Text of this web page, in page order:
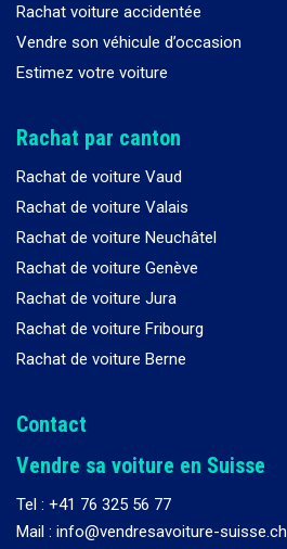
Rachat voiture accidentée
Vendre son véhicule d’occasion
Estimez votre voiture
Rachat par canton
Rachat de voiture Vaud
Rachat de voiture Valais
Rachat de voiture Neuchâtel
Rachat de voiture Genève
Rachat de voiture Jura
Rachat de voiture Fribourg
Rachat de voiture Berne
Contact
Vendre sa voiture en Suisse
Tel : +41 76 325 56 77
Mail : info@vendresavoiture-suisse.ch